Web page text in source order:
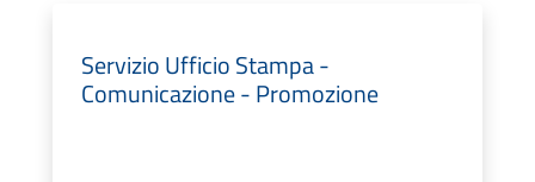
Servizio Ufficio Stampa -
Comunicazione - Promozione